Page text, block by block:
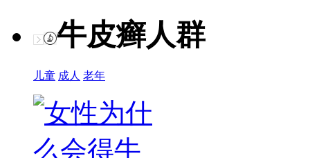
牛皮癣人群
儿童 成人 老年